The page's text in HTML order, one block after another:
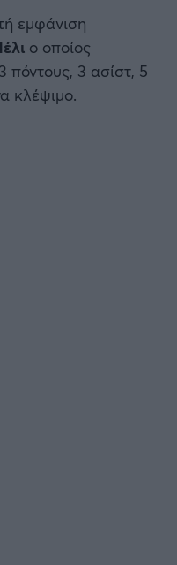
εμφάνιση
ο οποίος
3 ασίστ, 5
κλέψιμο.